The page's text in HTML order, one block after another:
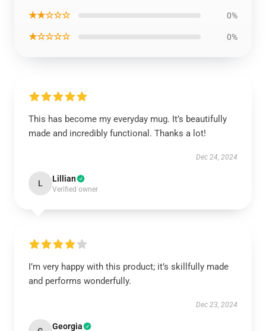
★★☆☆☆ 0%
★☆☆☆☆ 0%
This has become my everyday mug. It’s beautifully
made and incredibly functional. Thanks a lot!
Dec 24, 2024
L Lillian
Verified owner
I’m very happy with this product; it’s skillfully made
and performs wonderfully.
Dec 23, 2024
Georgia